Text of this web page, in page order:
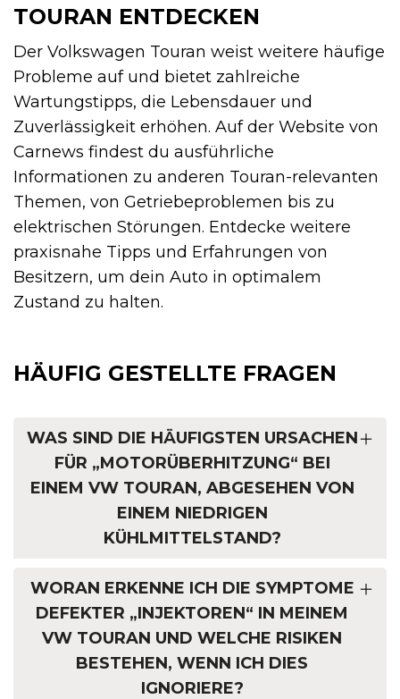
TOURAN ENTDECKEN
Der Volkswagen Touran weist weitere häufige
Probleme auf und bietet zahlreiche
Wartungstipps, die Lebensdauer und
Zuverlässigkeit erhöhen. Auf der Website von
Carnews findest du ausführliche
Informationen zu anderen Touran-relevanten
Themen, von Getriebeproblemen bis zu
elektrischen Störungen. Entdecke weitere
praxisnahe Tipps und Erfahrungen von
Besitzern, um dein Auto in optimalem
Zustand zu halten.
HÄUFIG GESTELLTE FRAGEN
WAS SIND DIE HÄUFIGSTEN URSACHEN
FÜR „MOTORÜBERHITZUNG“ BEI
EINEM VW TOURAN, ABGESEHEN VON
EINEM NIEDRIGEN
KÜHLMITTELSTAND?
WORAN ERKENNE ICH DIE SYMPTOME
DEFEKTER „INJEKTOREN“ IN MEINEM
VW TOURAN UND WELCHE RISIKEN
BESTEHEN, WENN ICH DIES
IGNORIERE?